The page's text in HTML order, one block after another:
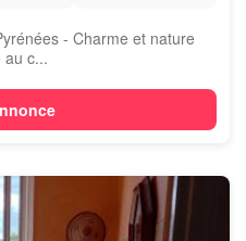
- Charme et nature
au c...